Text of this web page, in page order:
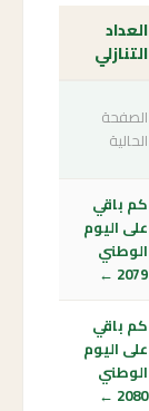
العداد
التنازلي
الصفحة
الحالية
كم باقي
على اليوم
الوطني
2079 ←
كم باقي
على اليوم
الوطني
2080 ←